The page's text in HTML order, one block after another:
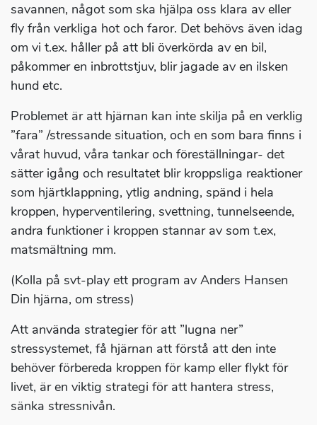
savannen, något som ska hjälpa oss klara av eller
fly från verkliga hot och faror. Det behövs även idag
om vi t.ex. håller på att bli överkörda av en bil,
påkommer en inbrottstjuv, blir jagade av en ilsken
hund etc.
Problemet är att hjärnan kan inte skilja på en verklig
”fara” /stressande situation, och en som bara finns i
vårat huvud, våra tankar och föreställningar- det
sätter igång och resultatet blir kroppsliga reaktioner
som hjärtklappning, ytlig andning, spänd i hela
kroppen, hyperventilering, svettning, tunnelseende,
andra funktioner i kroppen stannar av som t.ex,
matsmältning mm.
(Kolla på svt-play ett program av Anders Hansen
Din hjärna, om stress)
Att använda strategier för att ”lugna ner”
stressystemet, få hjärnan att förstå att den inte
behöver förbereda kroppen för kamp eller flykt för
livet, är en viktig strategi för att hantera stress,
sänka stressnivån.